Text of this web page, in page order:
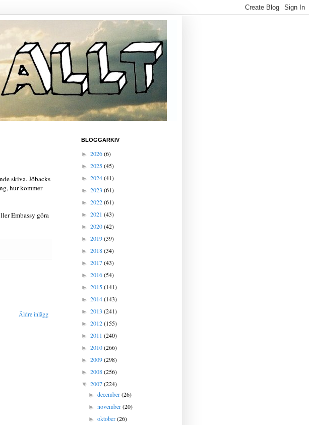
skiva. Jöbacks
hur kommer
Embassy göra
Äldre inlägg
BLOGGARKIV
► 2026(6)
► 2025(45)
► 2024(41)
► 2023 (61)
► 2022(61)
► 2021 (43)
► 2020(42)
► 2019(39)
► 2018(34)
► 2017(43)
► 2016(54)
► 2015(141)
► 2014(143)
► 2013 (241)
► 2012(155)
► 2011 (240)
► 2010(266)
► 2009(298)
► 2008(256)
▼ 2007(224)
►december(26)
►november(20)
►oktober(26)